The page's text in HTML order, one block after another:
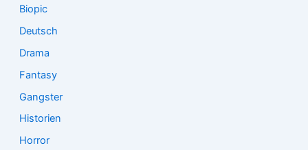
Biopic
Deutsch
Drama
Fantasy
Gangster
Historien
Horror